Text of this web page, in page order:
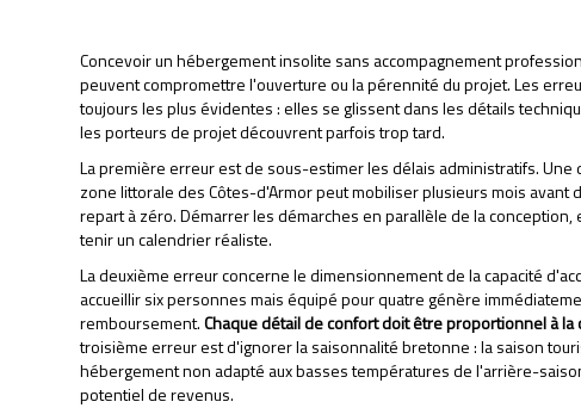
Concevoir un hébergement insolite sans accompagnement
peuvent compromettre l'ouverture ou la pérennité du projet. Les
toujours les plus évidentes : elles se glissent dans les détails
les porteurs de projet découvrent parfois trop tard.
La première erreur est de sous-estimer les délais administratifs.
zone littorale des Côtes-d'Armor peut mobiliser plusieurs mois avant
repart à zéro. Démarrer les démarches en parallèle de la
tenir un calendrier réaliste.
La deuxième erreur concerne le dimensionnement de la capacité
accueillir six personnes mais équipé pour quatre génère
remboursement.Chaque détail de confort doit être proportionnel à la
troisième erreur est d'ignorer la saisonnalité bretonne : la saison
hébergement non adapté aux basses températures de l'arrière-
potentiel de revenus.